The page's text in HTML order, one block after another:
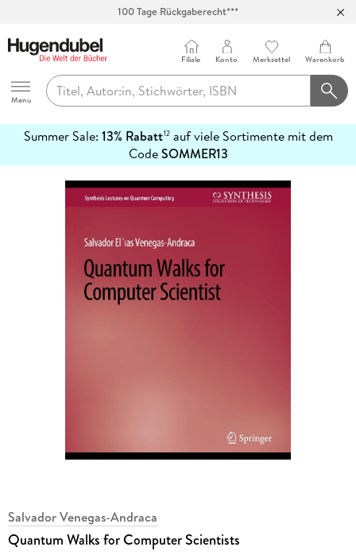
100 Tage Rückgaberecht***
Hugendubel
Menu
Filiale Konto Merkzettel Warenkorb
Summer Sale: 13% Rabatt12auf viele Sortimente mit dem
CodeSOMMER13
erfahren
Salvador Venegas-Andraca
Quantum Walks for Computer Scientists